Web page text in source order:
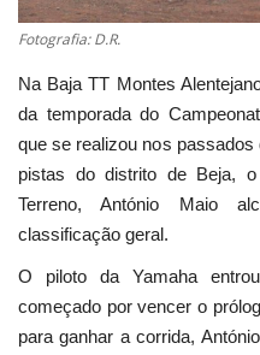
Cultura
Lazer
Ambiente
Fotografia: D.R.
Na Baja TT Montes
da temporada do
que se realizou nos
pistas do distrito de Beja,
Terreno, António Maio
classificação geral.
O piloto da Yamaha
começado por vencer o
para ganhar a corrida,